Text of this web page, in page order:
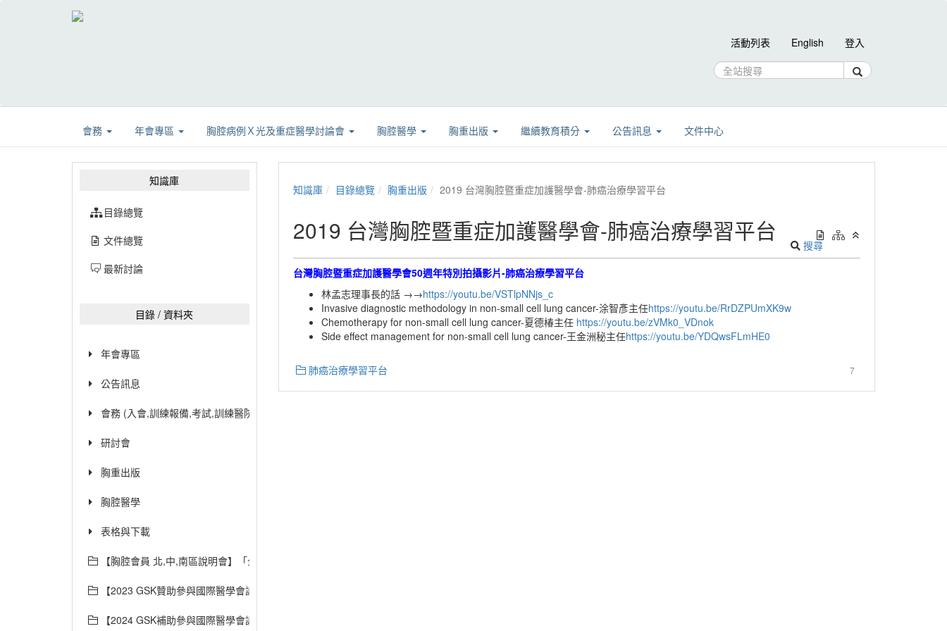
活動列表 English 登入
會務 年會專區 胸腔病例Ｘ光及重症醫學討論會 胸腔醫學 胸重出版 繼續教育積分 公告訊息 文件中心
知識庫
目錄總覽
文件總覽
最新討論
目錄 / 資料夾
年會專區
公告訊息
會務 (入會,訓練報備,考試,訓練醫院,章程,證書展延)
研討會
胸重出版
胸腔醫學
表格與下載
【胸腔會員 北,中,南區說明會】「全民健康保險慢性阻塞性肺病(COPD)醫療給付改善方案」
【2023 GSK贊助參與國際醫學會議交流方案】
【2024 GSK補助參與國際醫學會議交流方案】
知識庫 目錄總覽 胸重出版 2019 台灣胸腔暨重症加護醫學會-肺癌治療學習平台
2019 台灣胸腔暨重症加護醫學會-肺癌治療學習平台
搜尋
台灣胸腔暨重症加護醫學會50週年特別拍攝影片-肺癌治療學習平台
林孟志理事長的話 →→https://youtu.be/VSTlpNNjs_c
Invasive diagnostic methodology in non-small cell lung cancer-涂智彥主任https://youtu.be/RrDZPUmXK9w
Chemotherapy for non-small cell lung cancer-夏德椿主任 https://youtu.be/zVMk0_VDnok
Side effect management for non-small cell lung cancer-王金洲秘主任https://youtu.be/YDQwsFLmHE0
7
肺癌治療學習平台